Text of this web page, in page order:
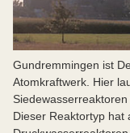
Gundremmingen ist
Atomkraftwerk. Hier
Dieser Reaktortyp hat